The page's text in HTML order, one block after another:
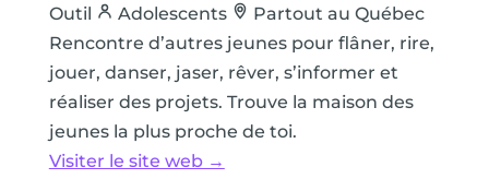
Outil Adolescents
Partout au Québec
Rencontre d’autres jeunes pour flâner, rire,
jouer, danser, jaser, rêver, s’informer et
réaliser des projets. Trouve la maison des
jeunes la plus proche de toi.
Visiter le site web →